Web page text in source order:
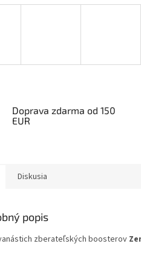
Doprava zdarma od 150
EUR
Diskusia
popis
zberateľských boosterov